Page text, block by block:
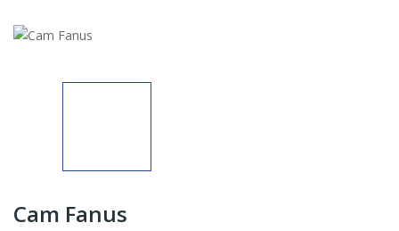
Cam Fanus